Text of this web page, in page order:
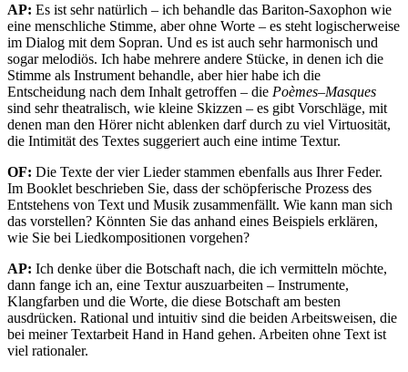
AP: Es ist sehr natürlich – ich behandle das Bariton-Saxophon wie
eine menschliche Stimme, aber ohne Worte – es steht logischerweise
im Dialog mit dem Sopran. Und es ist auch sehr harmonisch und
sogar melodiös. Ich habe mehrere andere Stücke, in denen ich die
Stimme als Instrument behandle, aber hier habe ich die
Entscheidung nach dem Inhalt getroffen – die Poèmes–Masques
sind sehr theatralisch, wie kleine Skizzen – es gibt Vorschläge, mit
denen man den Hörer nicht ablenken darf durch zu viel Virtuosität,
die Intimität des Textes suggeriert auch eine intime Textur.
OF: Die Texte der vier Lieder stammen ebenfalls aus Ihrer Feder.
Im Booklet beschrieben Sie, dass der schöpferische Prozess des
Entstehens von Text und Musik zusammenfällt. Wie kann man sich
das vorstellen? Könnten Sie das anhand eines Beispiels erklären,
wie Sie bei Liedkompositionen vorgehen?
AP: Ich denke über die Botschaft nach, die ich vermitteln möchte,
dann fange ich an, eine Textur auszuarbeiten – Instrumente,
Klangfarben und die Worte, die diese Botschaft am besten
ausdrücken. Rational und intuitiv sind die beiden Arbeitsweisen, die
bei meiner Textarbeit Hand in Hand gehen. Arbeiten ohne Text ist
viel rationaler.